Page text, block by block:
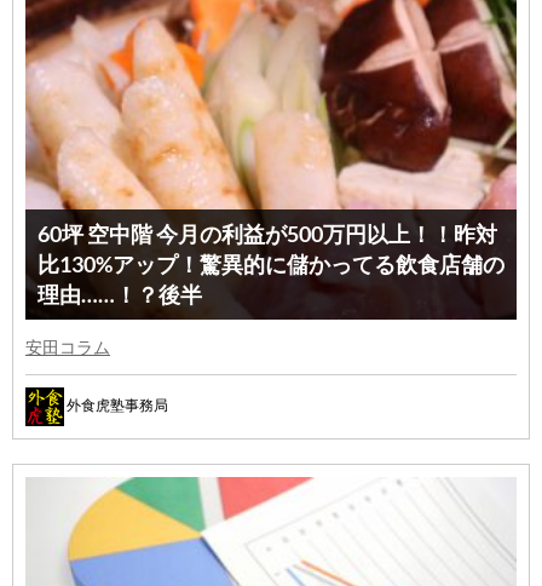
60坪 空中階 今月の利益が500万円以上！！昨対
比130%アップ！驚異的に儲かってる飲食店舗の
理由……！？後半
安田コラム
外食虎塾事務局